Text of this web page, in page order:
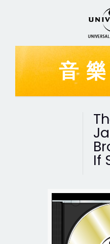
音
If